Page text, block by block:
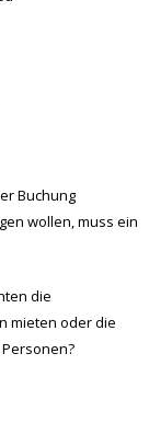
Buchung
wollen, muss ein
die
mieten oder die